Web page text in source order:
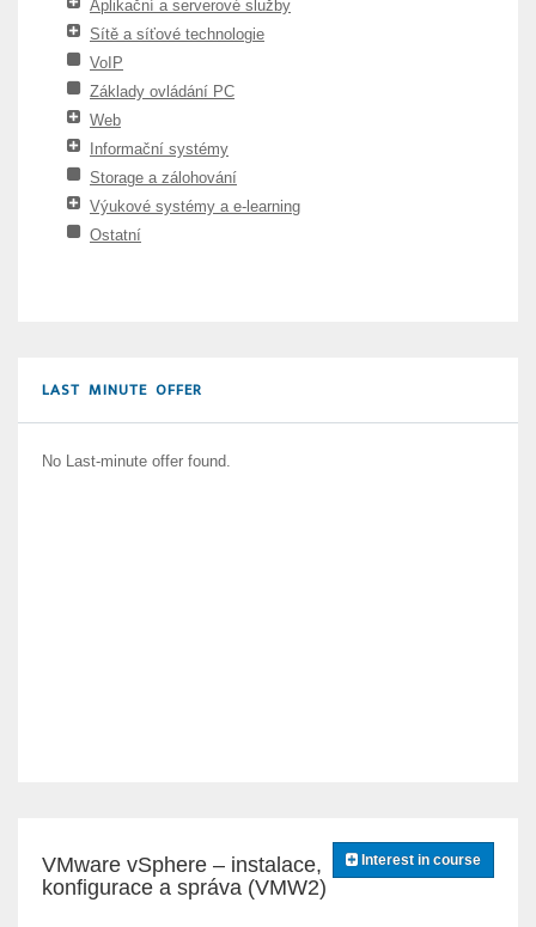
Aplikační a serverové služby
Sítě a síťové technologie
VoIP
Základy ovládání PC
Web
Informační systémy
Storage a zálohování
Výukové systémy a e-learning
Ostatní
LAST MINUTE OFFER
No Last-minute offer found.
Interest in course
VMware vSphere – instalace,
konfigurace a správa (VMW2)